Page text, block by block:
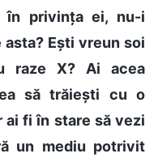
în privința ei, nu-i
Ești vreun soi
raze X? Ai acea
să trăiești cu o
ai fi în stare să vezi
un mediu potrivit